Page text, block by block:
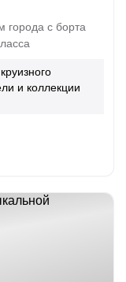
города с борта
и коллекции